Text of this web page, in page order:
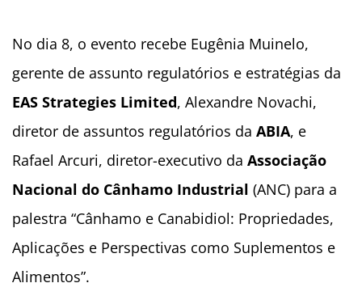
No dia 8, o evento recebe Eugênia Muinelo,
gerente de assunto regulatórios e estratégias da
EAS Strategies Limited, Alexandre Novachi,
diretor de assuntos regulatórios da ABIA, e
Rafael Arcuri, diretor-executivo da Associação
Nacional do Cânhamo Industrial (ANC) para a
palestra “Cânhamo e Canabidiol: Propriedades,
Aplicações e Perspectivas como Suplementos e
Alimentos”.